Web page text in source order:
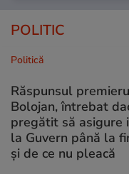
POLITIC
Politică
Răspunsul
Bolojan, întrebat
pregătit să asigure
la Guvern până la
și de ce nu pleacă